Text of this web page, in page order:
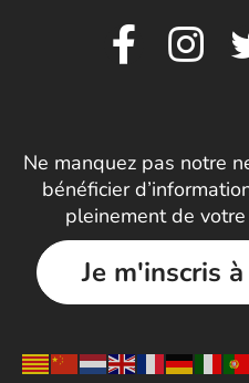
Ne manquez pas notre
bénéficier
pleinement de
Je m'inscris